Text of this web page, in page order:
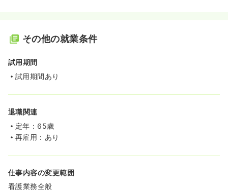
その他の就業条件
試用期間
試用期間あり
退職関連
定年：65歳
再雇用：あり
仕事内容の変更範囲
看護業務全般